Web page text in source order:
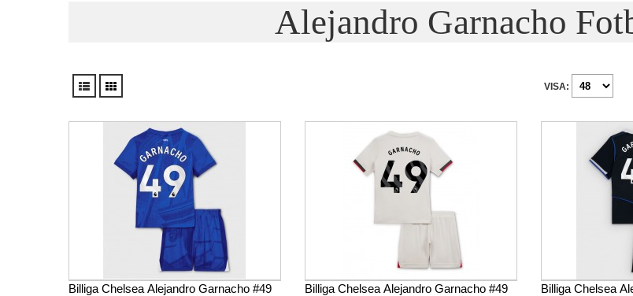
Alejandro Garnacho
VISA:
Billiga Chelsea Alejandro Garnacho #49
Billiga Chelsea Alejandro Garnacho #49
Billiga Chelsea